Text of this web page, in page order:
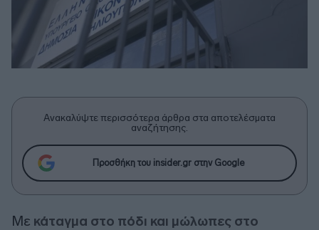
Ανακαλύψτε περισσότερα άρθρα στα αποτελέσματα
αναζήτησης.
Προσθήκη του insider.gr στην Google
Με κάταγμα στο πόδι και μώλωπες στο